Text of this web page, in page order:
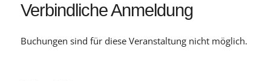
Verbindliche Anmeldung
Buchungen sind für diese Veranstaltung nicht möglich.